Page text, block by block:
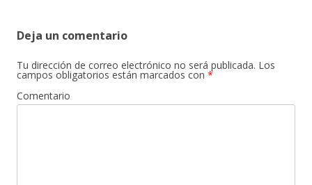
Deja un comentario
Tu dirección de correo electrónico no será publicada. Los
campos obligatorios están marcados con *
Comentario